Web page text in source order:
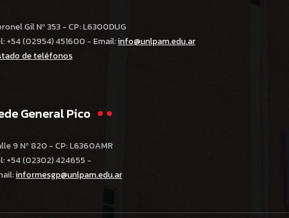
Gil Nº 353 - CP: L6300DUG
+54 (02954) 451600 - Email:info@unlpam.edu.ar
de teléfonos
General Pico
9 Nº 820 - CP: L6360AMR
+54 (02302) 424655 -
informesgp@unlpam.edu.ar